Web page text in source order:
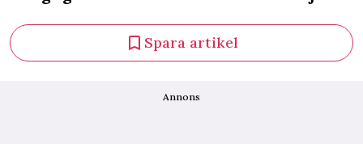
Spara artikel
Annons